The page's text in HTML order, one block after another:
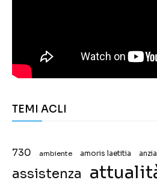
TEMI ACLI
730 ambiente amoris laetitia
assistenza